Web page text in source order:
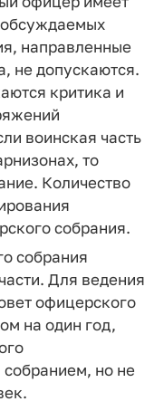
обсуждаемых
направленные
не допускаются.
критика и
воинская часть
то
Количество
собрания.
собрания
Для ведения
офицерского
на один год,
но не